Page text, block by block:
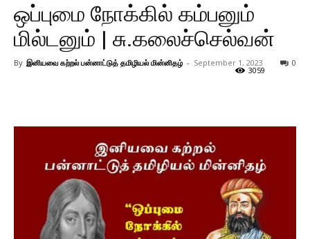
ஒப்புமை நோக்கில் கம்பனும்
மில்டனும் | சு.கலைச்செல்வன்
By இனியவை கற்றல் பன்னாட்டுத் தமிழியல் மின்னிதழ் - September 1, 2023 0
3059